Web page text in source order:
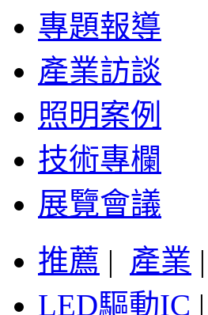
專題報導
產業訪談
照明案例
技術專欄
展覽會議
推薦 | 產業 |
LED驅動IC |